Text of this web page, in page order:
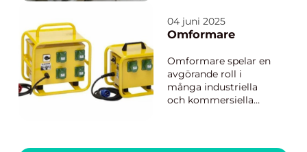
yttersta vikt. Från små
enheter i
komplexa system i
flygplansmotorer har
d...
04 juni 2025
Omformare
Omformare spelar en
avgörande roll i
många industriella
och kommersiella